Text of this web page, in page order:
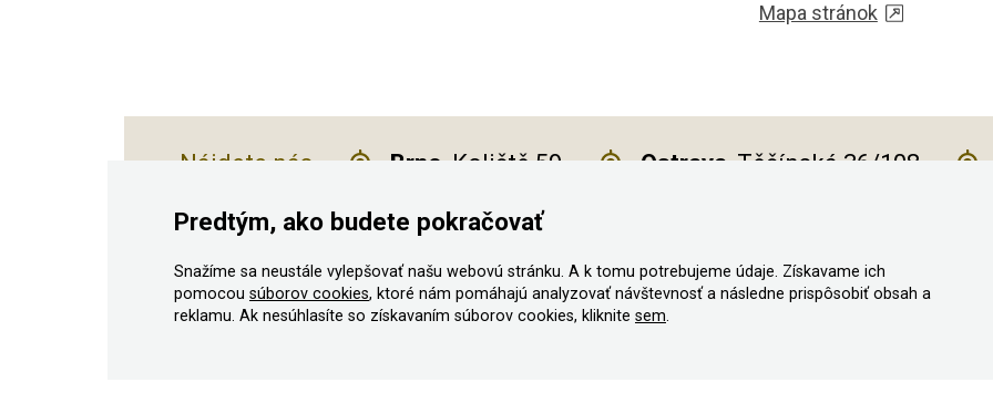
Mapa stránok
Nájdete nás Brno, Koliště 59 Ostrava, Těšínská 36/108
© 2011–2026 ASN Hakr Brno. Všetky práva vyhradené
Predtým, ako budete pokračovať
Snažíme sa neustále vylepšovať našu webovú stránku. A k tomu potrebujeme údaje. Získavame ich
pomocou súborov cookies, ktoré nám pomáhajú analyzovať návštevnosť a následne prispôsobiť obsah a
reklamu. Ak nesúhlasíte so získavaním súborov cookies, kliknite sem.